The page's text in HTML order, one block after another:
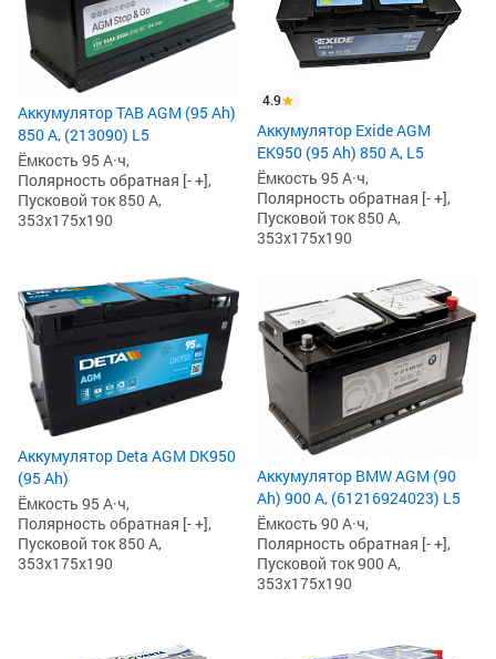
Аккумулятор TAB AGM (95 Ah)
850 А, (213090) L5
Ёмкость 95 А·ч,
Полярность обратная [- +],
Пусковой ток 850 А,
353x175x190
4.9
Аккумулятор Exide AGM
EK950 (95 Ah) 850 А, L5
Ёмкость 95 А·ч,
Полярность обратная [- +],
Пусковой ток 850 А,
353x175x190
Аккумулятор Deta AGM DK950
(95 Ah)
Ёмкость 95 А·ч,
Полярность обратная [- +],
Пусковой ток 850 А,
353x175x190
Аккумулятор BMW AGM (90
Ah) 900 А, (61216924023) L5
Ёмкость 90 А·ч,
Полярность обратная [- +],
Пусковой ток 900 А,
353x175x190